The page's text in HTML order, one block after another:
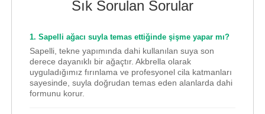
Sık Sorulan Sorular
1. Sapelli ağacı suyla temas ettiğinde şişme yapar mı?
Sapelli, tekne yapımında dahi kullanılan suya son
derece dayanıklı bir ağaçtır. Akbrella olarak
uyguladığımız fırınlama ve profesyonel cila katmanları
sayesinde, suyla doğrudan temas eden alanlarda dahi
formunu korur.